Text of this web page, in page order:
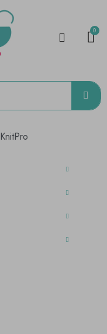
KnitPro